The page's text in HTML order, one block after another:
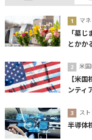
マ
「墓
とかか
米
【米
ンティ
ス
半導体